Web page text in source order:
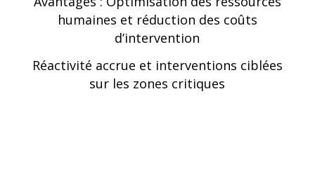
humaines et réduction des coûts
d’intervention
Réactivité accrue et interventions ciblées
sur les zones critiques